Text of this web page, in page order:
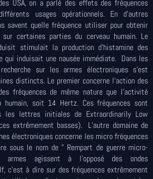
USA, on a parlé des effets des fréquences
usages opérationnels. En d’autres
savent quelle fréquence utiliser pour obtenir
certaines parties du cerveau humain. Le
stimulait la production d’histamine des
qui induisait une nausée immédiate. Dans les
sur les armes électroniques s’est
distincts. Le premier concerne l’action des
fréquences de même nature que l’activité
humain, soit 14 Hertz. Ces fréquences sont
les lettres initiales de Extraordinarily Low
extrêmement basses). L’autre domaine de
électroniques concerne les micro fréquences
sous le nom de ” Rempart de guerre micro-
agissent à l’opposé des ondes
c’est à dire sur des fréquences extrêmement